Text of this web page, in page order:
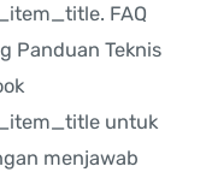
FAQ
Panduan Teknis
untuk
menjawab